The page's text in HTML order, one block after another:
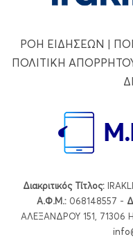
ΡΟΗ ΕΙΔΗΣΕΩΝ |
ΠΟΛΙΤΙΚΗ
Διακριτικός Τίτλος:
Α.Φ.Μ.: 068148557 -
ΑΛΕΞΑΝΔΡΟΥ 151, 71306